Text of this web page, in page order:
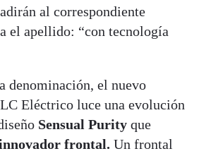
al correspondiente
el apellido: “con tecnología
denominación, el nuevo
Eléctrico luce una evolución
Sensual Purity que
frontal. Un frontal